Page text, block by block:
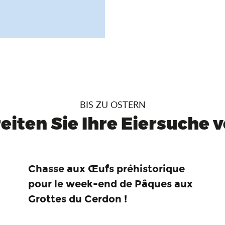
BIS ZU OSTERN
Sie Ihre Eiersuche
Chasse aux Œufs préhistorique
pour le week-end de Pâques aux
Grottes du Cerdon !